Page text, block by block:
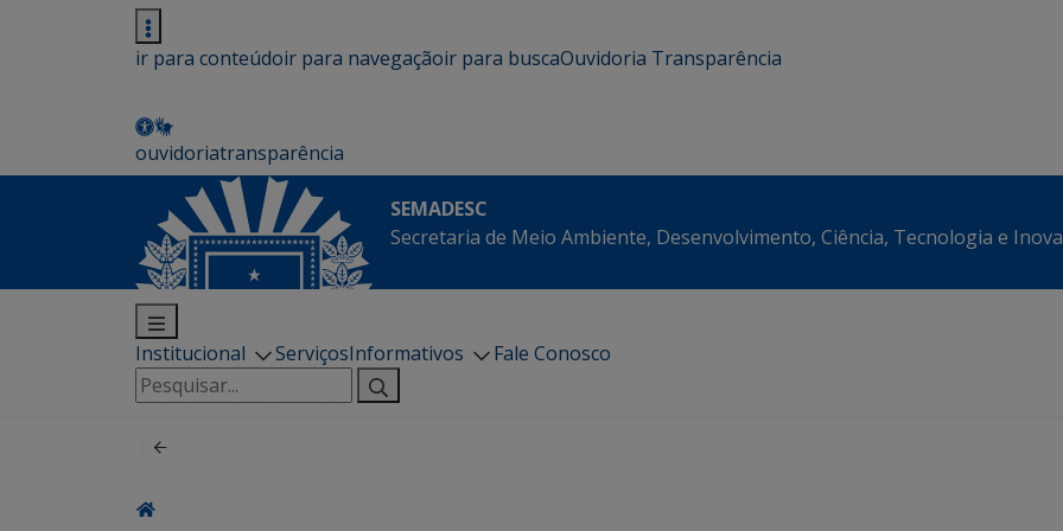
ir para conteúdoir para navegaçãoir para buscaOuvidoria Transparência
ouvidoriatransparência
SEMADESC
Secretaria de Meio Ambiente, Desenvolvimento, Ciência, Tecnologia e
Institucional ServiçosInformativos
Fale Conosco
Pesquisar
por: